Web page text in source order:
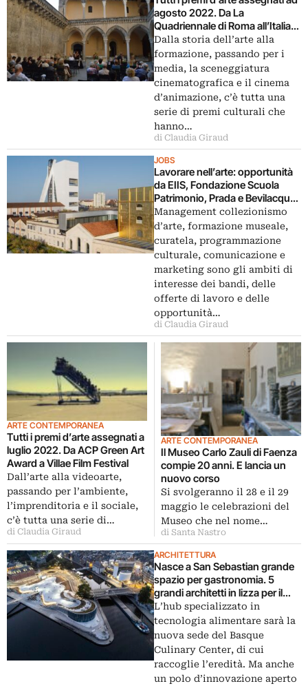
agosto 2022. Da La
Quadriennale di Roma all’Italian
Council
Dalla storia dell’arte alla
formazione, passando per i
media, la sceneggiatura
cinematografica e il cinema
d’animazione, c’è tutta una
serie di premi culturali che
hanno…
di Claudia Giraud
JOBS
Lavorare nell’arte: opportunità
da EIIS, Fondazione Scuola
Patrimonio, Prada e Bevilacqua
La Masa
Management collezionismo
d’arte, formazione museale,
curatela, programmazione
culturale, comunicazione e
marketing sono gli ambiti di
interesse dei bandi, delle
offerte di lavoro e delle
opportunità…
di Claudia Giraud
ARTE CONTEMPORANEA
Tutti i premi d’arte assegnati a
luglio 2022. Da ACP Green Art
Award a Villae Film Festival
Dall’arte alla videoarte,
passando per l’ambiente,
l’imprenditoria e il sociale,
c’è tutta una serie di…
di Claudia Giraud
ARTE CONTEMPORANEA
Il Museo Carlo Zauli di Faenza
compie 20 anni. E lancia un
nuovo corso
Si svolgeranno il 28 e il 29
maggio le celebrazioni del
Museo che nel nome…
di Santa Nastro
ARCHITETTURA
Nasce a San Sebastian grande
spazio per gastronomia. 5
grandi architetti in lizza per il
progetto
L’hub specializzato in
tecnologia alimentare sarà la
nuova sede del Basque
Culinary Center, di cui
raccoglie l’eredità. Ma anche
un polo d’innovazione aperto